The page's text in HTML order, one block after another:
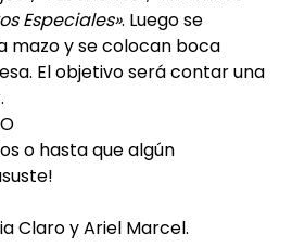
Especiales». Luego se
mazo y se colocan boca
El objetivo será contar una
o hasta que algún
Claro y Ariel Marcel.